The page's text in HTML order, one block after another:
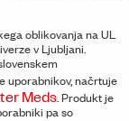
oblikovanja na UL
v Ljubljani.
uporabnikov, načrtuje
Meds . Produkt je
pa so